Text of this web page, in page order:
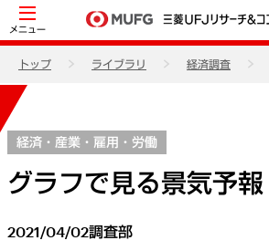
メニュー
トップ ライブラリ 経済調査
経済・産業・雇用・労働
グラフで見る景気予
2021/04/02調査部